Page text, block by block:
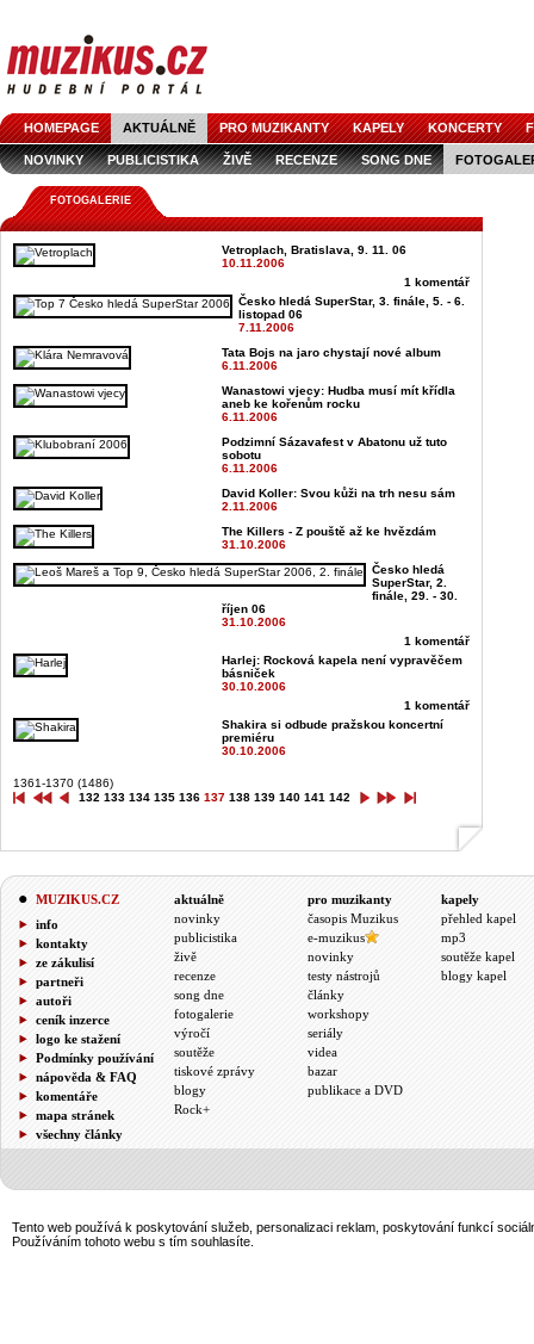
HOMEPAGE AKTUÁLNĚ PRO MUZIKANTY KAPELY KONCERTY
NOVINKY PUBLICISTIKA ŽIVĚ RECENZE SONG DNE
FOTOGALERIE
Vetroplach, Bratislava, 9. 11. 06
10.11.2006
1 komentář
Česko hledá SuperStar, 3. finále, 5. - 6.
listopad 06
7.11.2006
Tata Bojs na jaro chystají nové album
6.11.2006
Wanastowi vjecy: Hudba musí mít křídla
aneb ke kořenům rocku
6.11.2006
Podzimní Sázavafest v Abatonu už tuto
sobotu
6.11.2006
David Koller: Svou kůži na trh nesu sám
2.11.2006
The Killers - Z pouště až ke hvězdám
31.10.2006
Česko hledá
SuperStar, 2.
finále, 29. - 30.
říjen 06
31.10.2006
1 komentář
Harlej: Rocková kapela není vypravěčem
básniček
30.10.2006
1 komentář
Shakira si odbude pražskou koncertní
premiéru
30.10.2006
1361-1370 (1486)
132 133 134 135 136 137 138 139 140 141 142
MUZIKUS.CZ
info
kontakty
ze zákulisí
partneři
autoři
ceník inzerce
logo ke stažení
Podmínky používání
nápověda & FAQ
komentáře
mapa stránek
všechny články
aktuálně
novinky
publicistika
živě
recenze
song dne
fotogalerie
výročí
soutěže
tiskové zprávy
blogy
Rock+
pro muzikanty
časopis Muzikus
e-muzikus
novinky
testy nástrojů
články
workshopy
seriály
videa
bazar
publikace a DVD
kapely
přehled kapel
mp3
soutěže kapel
blogy kapel
Tento web používá k poskytování služeb, personalizaci reklam, poskytování funkcí
Používáním tohoto webu s tím souhlasíte.